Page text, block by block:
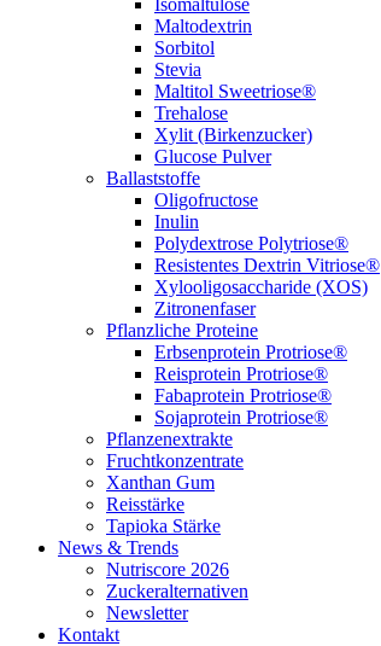
Isomaltulose
Maltodextrin
Sorbitol
Stevia
Maltitol Sweetriose®
Trehalose
Xylit (Birkenzucker)
Glucose Pulver
Ballaststoffe
Oligofructose
Inulin
Polydextrose Polytriose®
Resistentes Dextrin Vitriose®
Xylooligosaccharide (XOS)
Zitronenfaser
Pflanzliche Proteine
Erbsenprotein Protriose®
Reisprotein Protriose®
Fabaprotein Protriose®
Sojaprotein Protriose®
Pflanzenextrakte
Fruchtkonzentrate
Xanthan Gum
Reisstärke
Tapioka Stärke
News & Trends
Nutriscore 2026
Zuckeralternativen
Newsletter
Kontakt